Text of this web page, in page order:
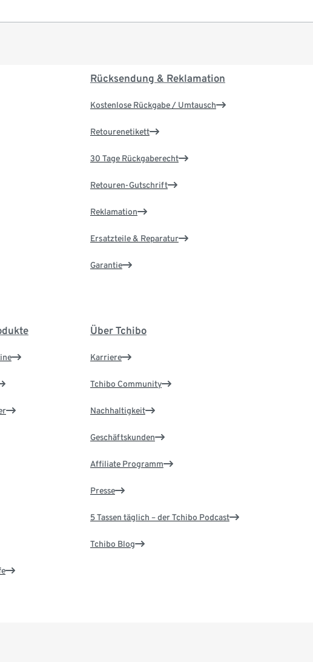
Rücksendung & Reklamation
Kostenlose Rückgabe / Umtausch
Retourenetikett
30 Tage Rückgaberecht
Retouren-Gutschrift
Reklamation
Ersatzteile & Reparatur
Garantie
Über Tchibo
Karriere
Tchibo Community
Nachhaltigkeit
Geschäftskunden
Affiliate Programm
Presse
5 Tassen täglich – der Tchibo Podcast
Tchibo Blog